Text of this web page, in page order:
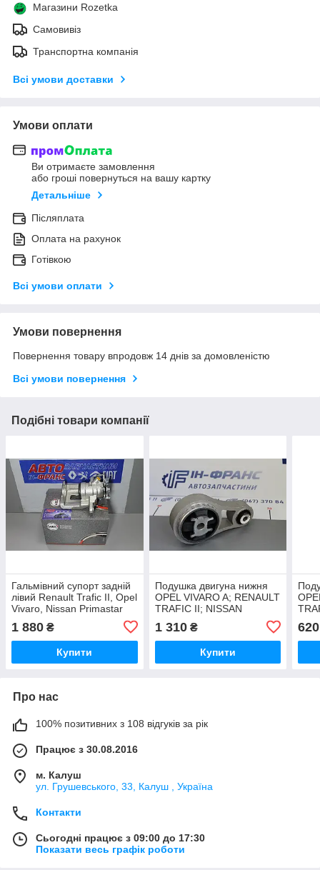
Магазини Rozetka
Самовивіз
Транспортна компанія
Всі умови доставки
Умови оплати
Ви отримаєте замовлення
або гроші повернуться на вашу картку
Детальніше
Післяплата
Оплата на рахунок
Готівкою
Всі умови оплати
Умови повернення
Повернення товару впродовж 14 днів за домовленістю
Всі умови повернення
Подібні товари компанії
Гальмівний супорт задній
лівий Renault Trafic II, Opel
Vivaro, Nissan Primastar
1 880 ₴
Купити
Подушка двигуна нижня
OPEL VIVARO A; RENAULT
TRAFIC II; NISSAN
2001-2014рр
1 310₴
Купити
620
Про нас
100% позитивних з 108 відгуків за рік
Працює з 30.08.2016
м. Калуш
ул. Грушевського, 33, Калуш , Україна
Контакти
Сьогодні працює з 09:00 до 17:30
Показати весь графік роботи